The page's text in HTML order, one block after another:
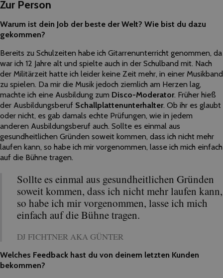
Zur Person
Warum ist dein Job der beste der Welt? Wie bist du dazu
gekommen?
Bereits zu Schulzeiten habe ich Gitarrenunterricht genommen, da
war ich 12 Jahre alt und spielte auch in der Schulband mit. Nach
der Militärzeit hatte ich leider keine Zeit mehr, in einer Musikband
zu spielen. Da mir die Musik jedoch ziemlich am Herzen lag,
machte ich eine Ausbildung zum Disco-Moderator. Früher hieß
der Ausbildungsberuf Schallplattenunterhalter. Ob ihr es glaubt
oder nicht, es gab damals echte Prüfungen, wie in jedem
anderen Ausbildungsberuf auch. Sollte es einmal aus
gesundheitlichen Gründen soweit kommen, dass ich nicht mehr
laufen kann, so habe ich mir vorgenommen, lasse ich mich einfach
auf die Bühne tragen.
Sollte es einmal aus gesundheitlichen Gründen
soweit kommen, dass ich nicht mehr laufen kann,
so habe ich mir vorgenommen, lasse ich mich
einfach auf die Bühne tragen.
DJ FICHTNER AKA GÜNTER
Welches Feedback hast du von deinem letzten Kunden
bekommen?